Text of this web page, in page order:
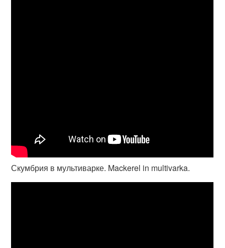
Скумбрия в мультиварке. Mackerel in multivarka.